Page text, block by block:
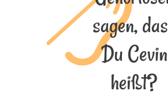
sagen,
Du Cevin
heißt?